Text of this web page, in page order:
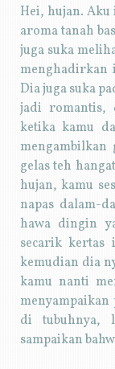
Hei, hujan. Aku
aroma tanah
juga suka
menghadirkan
Dia juga suka
jadi romantis,
ketika kamu
gelas teh
hujan, kamu
napas dalam-
hawa dingin
secarik
kemudian dia
kamu nanti
di tubuhnya,
sampaikan